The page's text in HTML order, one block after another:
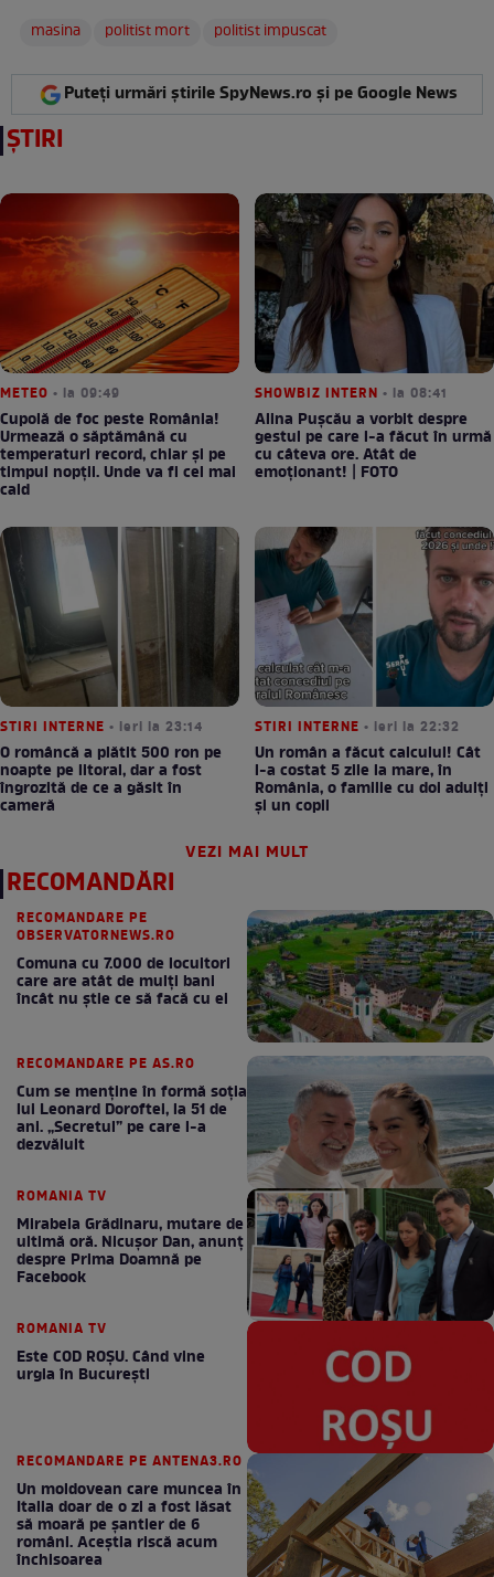
masina
politist mort politist impuscat
Puteți urmări știrile SpyNews.ro și pe Google News
ȘTIRI
METEO • la 09:49
Cupolă de foc peste România!
Urmează o săptămână cu
temperaturi record, chiar și pe
timpul nopții. Unde va fi cel mai
cald
SHOWBIZ INTERN • la 08:41
Alina Pușcău a vorbit despre
gestul pe care l-a făcut în urmă
cu câteva ore. Atât de
emoționant! | FOTO
STIRI INTERNE • ieri la 23:14
O româncă a plătit 500 ron pe
noapte pe litoral, dar a fost
îngrozită de ce a găsit în
cameră
STIRI INTERNE • ieri la 22:32
Un român a făcut calculul! Cât
l-a costat 5 zile la mare, în
România, o familie cu doi adulți
și un copil
VEZI MAI MULT
RECOMANDĂRI
RECOMANDARE PE
OBSERVATORNEWS.RO
Comuna cu 7.000 de locuitori
care are atât de mulți bani
încât nu știe ce să facă cu ei
RECOMANDARE PE AS.RO
Cum se menţine în formă soţia
lui Leonard Doroftei, la 51 de
ani. „Secretul” pe care l-a
dezvăluit
ROMANIA TV
Mirabela Grădinaru, mutare de
ultimă oră. Nicuşor Dan, anunţ
despre Prima Doamnă pe
Facebook
ROMANIA TV
Este COD ROŞU. Când vine
urgia în Bucureşti
RECOMANDARE PE ANTENA3.RO
Un moldovean care muncea în
Italia doar de o zi a fost lăsat
să moară pe şantier de 6
români. Aceștia riscă acum
închisoarea